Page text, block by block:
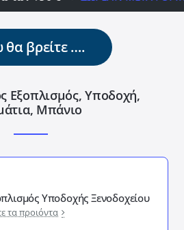
θα βρείτε ….
Εξοπλισμός, Υποδοχή,
Μπάνιο
Υποδοχής Ξενοδοχείου
τα προιόντα